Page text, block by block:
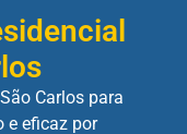
Carlos para
e eficaz por